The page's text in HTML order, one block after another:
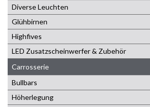
Diverse Leuchten
Glühbirnen
Highfives
LED Zusatzscheinwerfer & Zubehör
Carrosserie
Bullbars
Höherlegung